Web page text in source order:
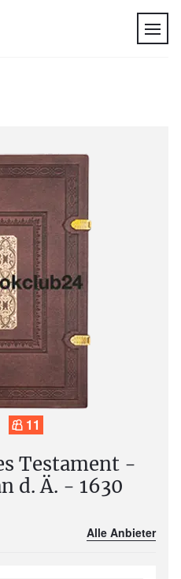
11
Testament -
d. Ä. - 1630
Alle Anbieter